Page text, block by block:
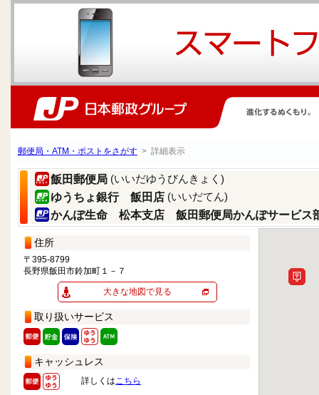
郵便局・ATM・ポストをさがす > 詳細表示
飯田郵便局 (いいだゆうびんきょく)
ゆうちょ銀行 飯田店 (いいだてん)
かんぽ生命 松本支店 飯田郵便局かんぽサービス
住所
〒395-8799
長野県飯田市鈴加町１－７
大きな地図で見る
取り扱いサービス
キャッシュレス
詳しくはこちら